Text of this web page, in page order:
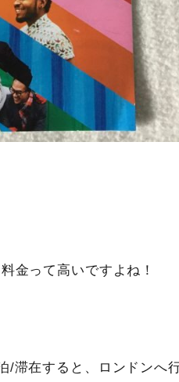
金って高いですよね！
/滞在すると、ロンドンへ